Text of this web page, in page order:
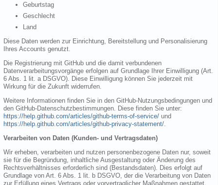
Geburtstag
Geschlecht
Land
Diese Daten werden zur Einrichtung, Bereitstellung und Personalisierung
Ihres Accounts genutzt.
Die Registrierung mit GitHub und die damit verbundenen
Datenverarbeitungsvorgänge erfolgen auf Grundlage Ihrer Einwilligung (Art.
6 Abs. 1 lit. a DSGVO). Diese Einwilligung können Sie jederzeit mit
Wirkung für die Zukunft widerrufen.
Weitere Informationen finden Sie in den GitHub-Nutzungsbedingungen und
den GitHub-Datenschutzbestimmungen. Diese finden Sie unter:
https://help.github.com/articles/github-terms-of-service/ und
https://help.github.com/articles/github-privacy-statement/.
Verarbeiten von Daten (Kunden- und Vertragsdaten)
Wir erheben, verarbeiten und nutzen personenbezogene Daten nur, soweit
sie für die Begründung, inhaltliche Ausgestaltung oder Änderung des
Rechtsverhältnisses erforderlich sind (Bestandsdaten). Dies erfolgt auf
Grundlage von Art. 6 Abs. 1 lit. b DSGVO, der die Verarbeitung von Daten
zur Erfüllung eines Vertrags oder vorvertraglicher Maßnahmen gestattet.